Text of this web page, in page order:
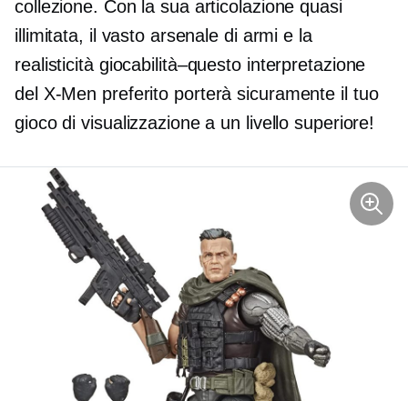
collezione. Con la sua articolazione quasi
illimitata, il vasto arsenale di armi e la
realisticità giocabilità–questointerpretazione
del X-Men preferito porterà sicuramente il tuo
gioco di visualizzazione a un livello superiore!